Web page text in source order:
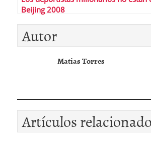
Beijing 2008
Autor
Matias Torres
Artículos